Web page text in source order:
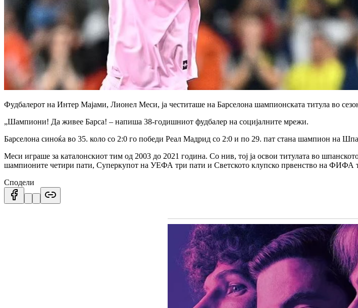
Фудбалерот на Интер Мајами, Лионел Меси, ја честиташе на Барселона шампионската титула во
„Шампиони! Да живее Барса! – напиша 38-годишниот фудбалер на социјалните мрежи.
Барселона синоќа во 35. коло со 2:0 го победи Реал Мадрид со 2:0 и по 29. пат стана шампион на
Меси играше за каталонскиот тим од 2003 до 2021 година. Со нив, тој ја освои титулата во
шампионите четири пати, Суперкупот на УЕФА три пати и Светското клупско првенство на ФИФА
Сподели